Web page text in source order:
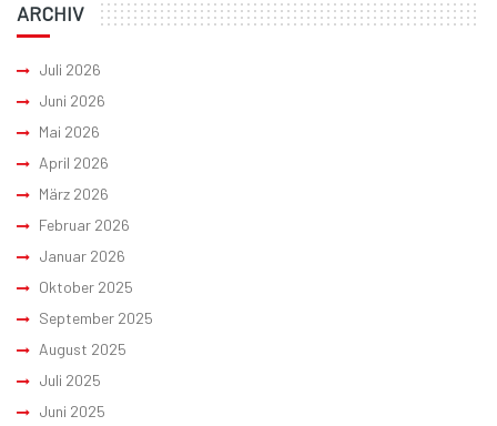
ARCHIV
Juli 2026
Juni 2026
Mai 2026
April 2026
März 2026
Februar 2026
Januar 2026
Oktober 2025
September 2025
August 2025
Juli 2025
Juni 2025